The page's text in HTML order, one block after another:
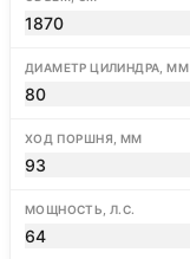
1870
ДИАМЕТР ЦИЛИНДРА, ММ
80
ХОД ПОРШНЯ, ММ
93
МОЩНОСТЬ, Л.С.
64